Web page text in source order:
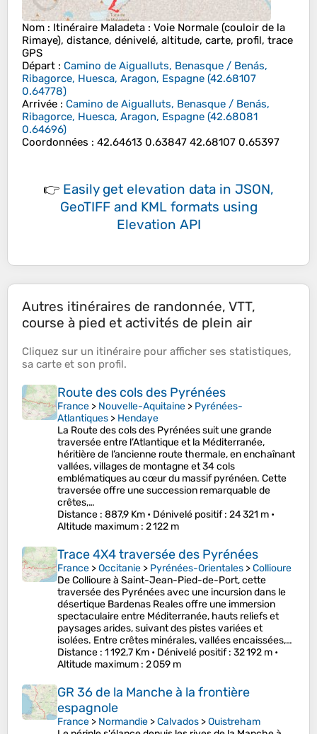
Nom : Itinéraire Maladeta : Voie Normale (couloir de la
Rimaye), distance, dénivelé, altitude, carte, profil, trace
GPS
Départ : Camino de Aigualluts, Benasque / Benás,
Ribagorce, Huesca, Aragon, Espagne (42.68107
0.64778)
Arrivée : Camino de Aigualluts, Benasque / Benás,
Ribagorce, Huesca, Aragon, Espagne (42.68081
0.64696)
Coordonnées : 42.64613 0.63847 42.68107 0.65397
👉 Easily get elevation data in JSON,
GeoTIFF and KML formats using
Elevation API
Autres itinéraires de randonnée, VTT,
course à pied et activités de plein air
Cliquez sur un itinéraire pour afficher ses statistiques,
sa carte et son profil.
Route des cols des Pyrénées
France > Nouvelle-Aquitaine > Pyrénées-
Atlantiques > Hendaye
La Route des cols des Pyrénées suit une grande
traversée entre l’Atlantique et la Méditerranée,
héritière de l’ancienne route thermale, en enchaînant
vallées, villages de montagne et 34 cols
emblématiques au cœur du massif pyrénéen. Cette
traversée offre une succession remarquable de
crêtes,…
Distance : 887,9 Km • Dénivelé positif: 24 321 m •
Altitude maximum : 2 122 m
Trace 4X4 traversée des Pyrénées
France >Occitanie > Pyrénées-Orientales >Collioure
De Collioure à Saint-Jean-Pied-de-Port, cette
traversée des Pyrénées avec une incursion dans le
désertique Bardenas Reales offre une immersion
spectaculaire entre Méditerranée, hauts reliefs et
paysages arides, suivant des pistes variées et
isolées. Entre crêtes minérales, vallées encaissées,…
Distance : 1 192,7 Km • Dénivelé positif: 32 192 m •
Altitude maximum : 2 059 m
GR 36 de la Manche à la frontière
espagnole
France > Normandie >Calvados >Ouistreham